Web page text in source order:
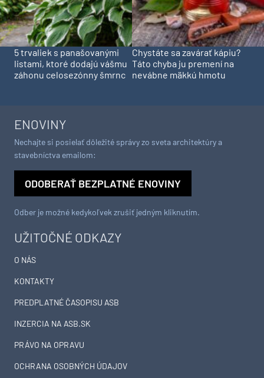
5 trvaliek s panašovanými
listami, ktoré dodajú vášmu
záhonu celosezónny šmrnc
Chystáte sa zavárať kápiu?
Táto chyba ju premení na
nevábne mäkkú hmotu
UŽITOČNÉ ODKAZY
O NÁS
KONTAKTY
PREDPLATNÉ ČASOPISU ASB
INZERCIA NA ASB.SK
PRÁVO NA OPRAVU
OCHRANA OSOBNÝCH ÚDAJOV
ENOVINY
Nechajte si posielať dôležité správy zo sveta architektúry a
stavebníctva emailom:
ODOBERAŤ BEZPLATNÉ ENOVINY
Odber je možné kedykoľvek zrušiť jedným kliknutím.